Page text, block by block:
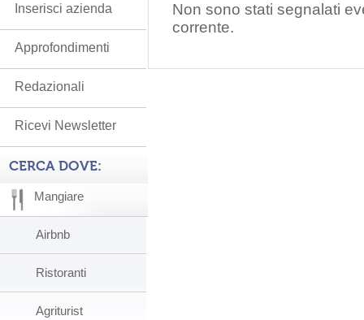
Non sono stati segnalati
corrente.
Inserisci azienda
Approfondimenti
Redazionali
Ricevi Newsletter
CERCA DOVE:
Mangiare
Airbnb
Ristoranti
Agriturist